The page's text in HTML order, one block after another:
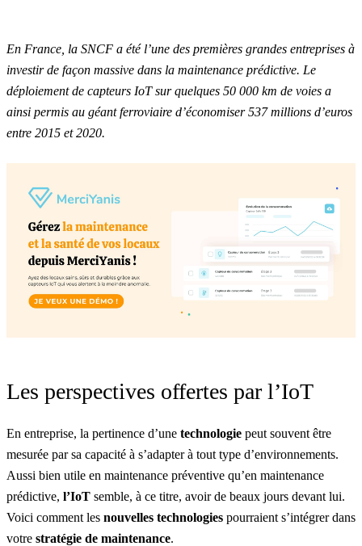
En France, la SNCF a été l’une des premières grandes entreprises à
investir de façon massive dans la maintenance prédictive. Le
déploiement de capteurs IoT sur quelques 50 000 km de voies a
ainsi permis au géant ferroviaire d’économiser 537 millions d’euros
entre 2015 et 2020.
Les perspectives offertes par l’IoT
En entreprise, la pertinence d’une technologie peut souvent être
mesurée par sa capacité à s’adapter à tout type d’environnements.
Aussi bien utile en maintenance préventive qu’en maintenance
prédictive, l’IoT semble, à ce titre, avoir de beaux jours devant lui.
Voici comment les nouvelles technologies pourraient s’intégrer dans
votre stratégie de maintenance.